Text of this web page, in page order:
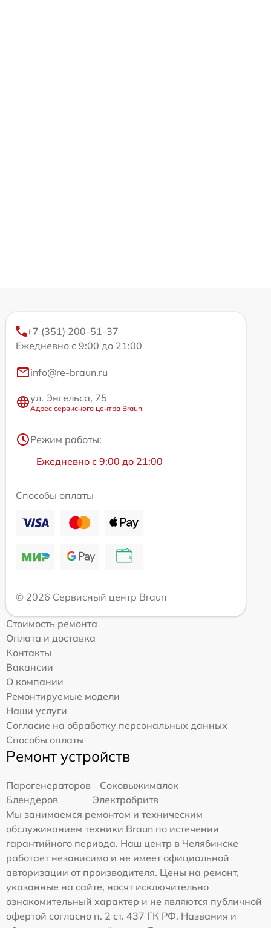
+7 (351) 200-51-37
Ежедневно с 9:00 до 21:00
info@re-braun.ru
ул. Энгельса, 75
Адрес сервисного центра Braun
Режим работы:
Ежедневно с 9:00 до 21:00
Способы оплаты
© 2026 Сервисный центр Braun
Стоимость ремонта
Оплата и доставка
Контакты
Вакансии
О компании
Ремонтируемые модели
Наши услуги
Согласие на обработку персональных данных
Способы оплаты
Ремонт устройств
Парогенераторов
Соковыжималок
Блендеров
Электробритв
Мы занимаемся ремонтом и техническим
обслуживанием техники Braun по истечении
гарантийного периода. Наш центр в Челябинске
работает независимо и не имеет официальной
авторизации от производителя. Цены на ремонт,
указанные на сайте, носят исключительно
ознакомительный характер и не являются публичной
офертой согласно п. 2 ст. 437 ГК РФ. Названия и